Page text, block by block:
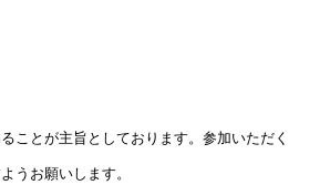
ことが主旨としております。参加いただく
うお願いします。